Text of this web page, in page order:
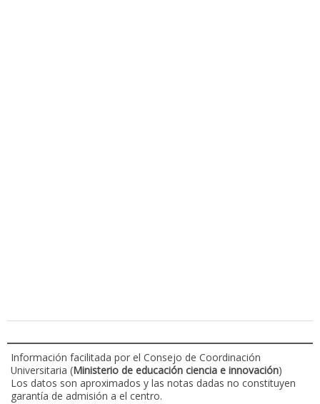
Información facilitada por el Consejo de Coordinación
Universitaria (Ministerio de educación ciencia e innovación)
Los datos son aproximados y las notas dadas no constituyen
garantía de admisión a el centro.